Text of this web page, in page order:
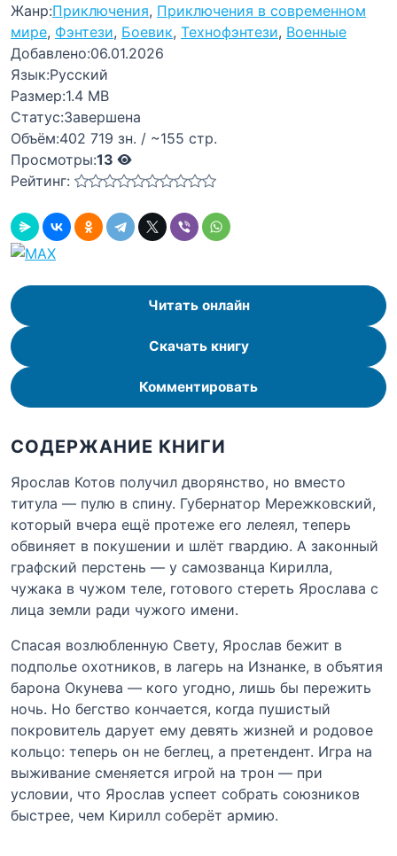
Жанр:Приключения, Приключения в современном
мире, Фэнтези, Боевик, Технофэнтези, Военные
Добавлено:06.01.2026
Язык:Русский
Размер:1.4 MB
Статус:Завершена
Объём:402 719 зн. / ~155 стр.
Просмотры:13
Рейтинг:
Читать онлайн
Скачать книгу
Комментировать
СОДЕРЖАНИЕ КНИГИ
Ярослав Котов получил дворянство, но вместо
титула — пулю в спину. Губернатор Мережковский,
который вчера ещё протеже его лелеял, теперь
обвиняет в покушении и шлёт гвардию. А законный
графский перстень — у самозванца Кирилла,
чужака в чужом теле, готового стереть Ярослава с
лица земли ради чужого имени.
Спасая возлюбленную Свету, Ярослав бежит в
подполье охотников, в лагерь на Изнанке, в объятия
барона Окунева — кого угодно, лишь бы пережить
ночь. Но бегство кончается, когда пушистый
покровитель дарует ему девять жизней и родовое
кольцо: теперь он не беглец, а претендент. Игра на
выживание сменяется игрой на трон — при
условии, что Ярослав успеет собрать союзников
быстрее, чем Кирилл соберёт армию.